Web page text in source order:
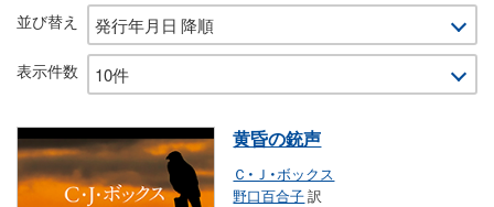
並び替え
表示件数
黄昏の銃声
Ｃ・Ｊ・ボックス
野口百合子訳